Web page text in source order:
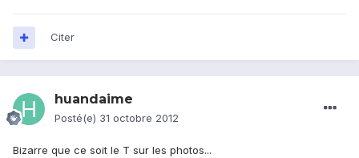
Citer
huandaime
Posté(e) 31 octobre 2012
Bizarre que ce soit le T sur les photos...